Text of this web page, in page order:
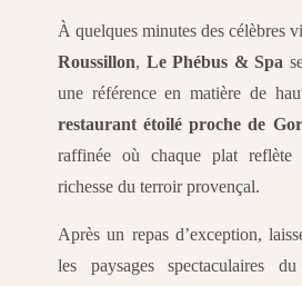
À quelques minutes des célèbres
Roussillon, Le Phébus & Spa
une référence en matière de
restaurant étoilé proche de
raffinée où chaque plat reflète
richesse du terroir provençal.
Après un repas d’exception,
les paysages spectaculaires du